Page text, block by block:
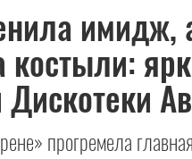
имидж,
костыли:
прогремела